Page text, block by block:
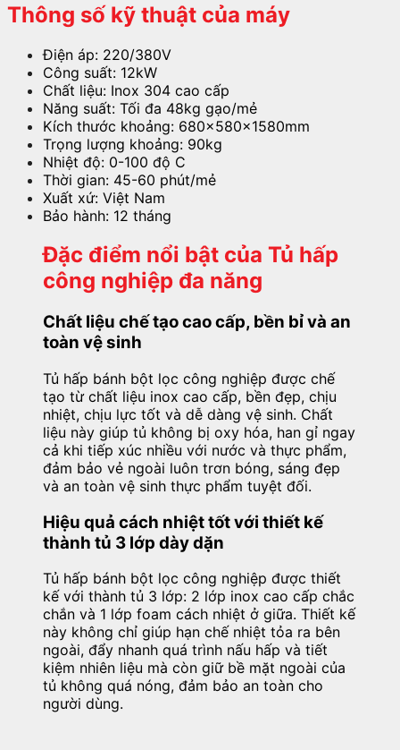
Thông số kỹ thuật của máy
Điện áp: 220/380V
Công suất: 12kW
Chất liệu: Inox 304 cao cấp
Năng suất: Tối đa 48kg gạo/mẻ
Kích thước khoảng: 680x580x1580mm
Trọng lượng khoảng: 90kg
Nhiệt độ: 0-100 độ C
Thời gian: 45-60 phút/mẻ
Xuất xứ: Việt Nam
Bảo hành: 12 tháng
Đặc điểm nổi bật của Tủ hấp
công nghiệp đa năng
Chất liệu chế tạo cao cấp, bền bỉ và an
toàn vệ sinh
Tủ hấp bánh bột lọc công nghiệp được chế
tạo từ chất liệu inox cao cấp, bền đẹp, chịu
nhiệt, chịu lực tốt và dễ dàng vệ sinh. Chất
liệu này giúp tủ không bị oxy hóa, han gỉ ngay
cả khi tiếp xúc nhiều với nước và thực phẩm,
đảm bảo vẻ ngoài luôn trơn bóng, sáng đẹp
và an toàn vệ sinh thực phẩm tuyệt đối.
Hiệu quả cách nhiệt tốt với thiết kế
thành tủ 3 lớp dày dặn
Tủ hấp bánh bột lọc công nghiệp được thiết
kế với thành tủ 3 lớp: 2 lớp inox cao cấp chắc
chắn và 1 lớp foam cách nhiệt ở giữa. Thiết kế
này không chỉ giúp hạn chế nhiệt tỏa ra bên
ngoài, đẩy nhanh quá trình nấu hấp và tiết
kiệm nhiên liệu mà còn giữ bề mặt ngoài của
tủ không quá nóng, đảm bảo an toàn cho
người dùng.